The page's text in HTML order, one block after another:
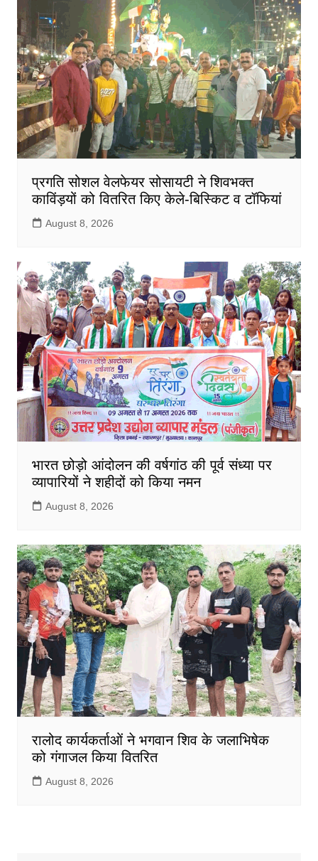
प्रगति सोशल वेलफेयर सोसायटी ने शिवभक्त
काविंड़यों को वितरित किए केले-बिस्किट व टॉफियां
August 8, 2026
भारत छोड़ो आंदोलन की वर्षगांठ की पूर्व संध्या पर
व्यापारियों ने शहीदों को किया नमन
August 8, 2026
रालोद कार्यकर्ताओं ने भगवान शिव के जलाभिषेक
को गंगाजल किया वितरित
August 8, 2026